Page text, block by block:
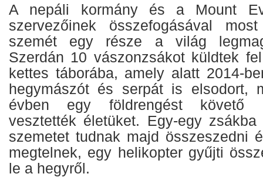
A nepáli kormány és a Mount
szervezőinek összefogásával
szemét egy része a világ
Szerdán 10 vászonzsákot küldtek
kettes táborába, amely alatt 2014-
hegymászót és serpát is elsodort,
évben egy földrengést követő
vesztették életüket. Egy-egy
szemetet tudnak majd összeszedni
megtelnek, egy helikopter gyűjti
le a hegyről.